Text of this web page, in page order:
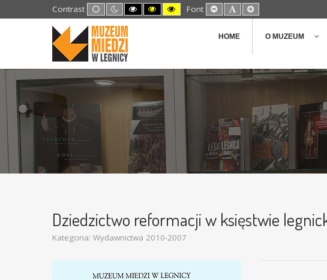
Contrast Default
mode
Night
mode
High
Contrast
High
Contrast
High
Contrast
Font Set
Smaller
Set
Default
Set
Larger
HOME O MUZEUM
Dziedzictwo reformacji w księstwie
Kategoria: Wydawnictwa 2010-2007